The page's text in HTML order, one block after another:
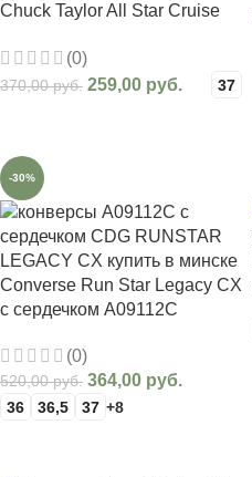
Сhuck Taylor All Star Cruise
(0)
370,00руб. 259,00 руб. 37
-30%
Converse Run Star Legacy CX
с сердечком A09112C
(0)
520,00руб. 364,00 руб.
36 36,5 37 +8